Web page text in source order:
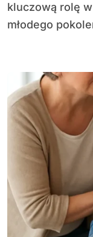
kluczową rolę
młodego